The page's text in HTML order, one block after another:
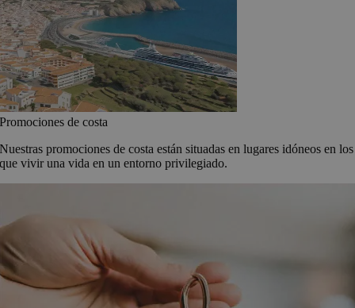
Promociones de costa
Nuestras promociones de costa están situadas en lugares idóneos en los
que vivir una vida en un entorno privilegiado.